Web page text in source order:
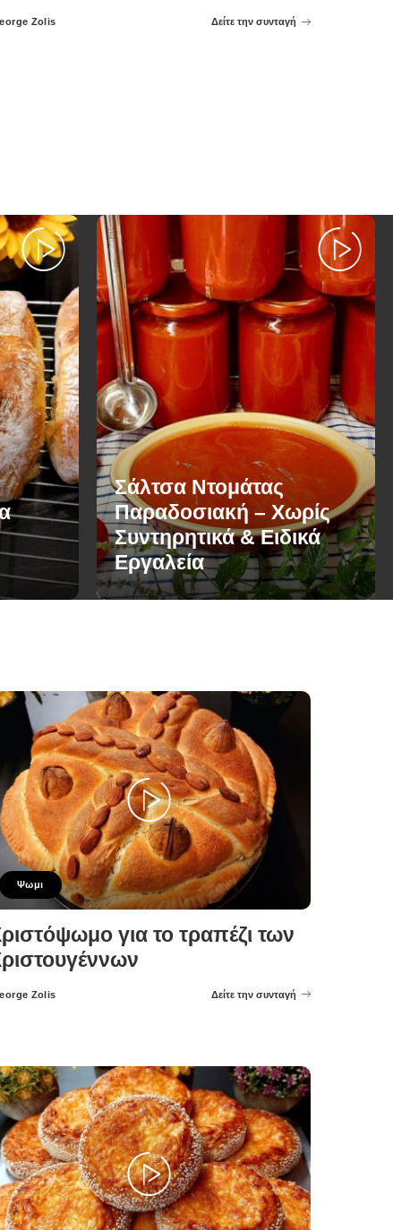
Zolis Δείτε την συνταγή
Σάλτσα Ντομάτας
Παραδοσιακή – Χωρίς
Συντηρητικά & Ειδικά
Εργαλεία
Ψωμι
για το τραπέζι των
Zolis Δείτε την συνταγή